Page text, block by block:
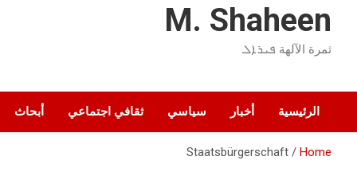
M. Shaheen
ثمرة الآلهة ܦܝܪܐܠ
الرئيسية أخبار سياسي ثقافي اجتماعي أبحاث
Home
Staatsbürgerschaft